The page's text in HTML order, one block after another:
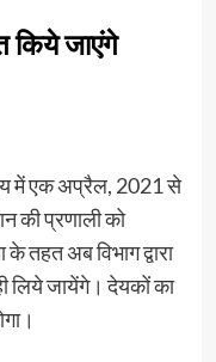
जाएंगे
में एक अप्रैल, 2021 से
की प्रणाली को
तहत अब विभाग द्वारा
लिये जायेंगे। देयकों का